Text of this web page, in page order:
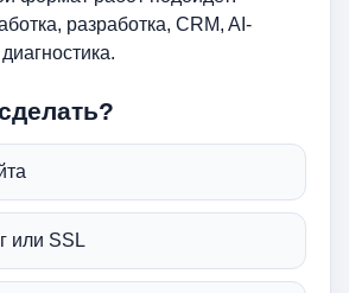
разработка, CRM, AI-
или SSL